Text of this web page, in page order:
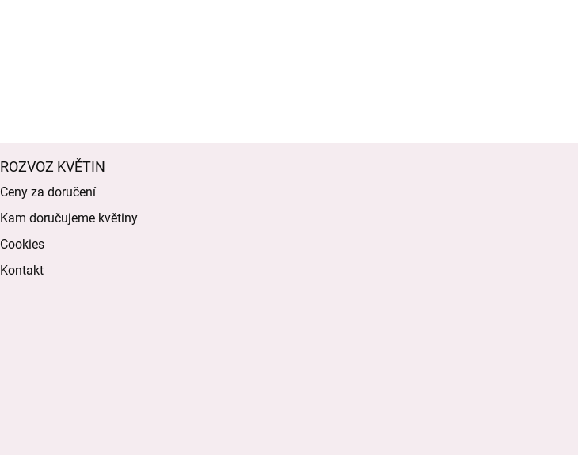
ROZVOZ KVĚTIN
Ceny za doručení
Kam doručujeme květiny
Cookies
Kontakt